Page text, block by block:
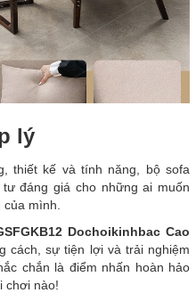
lý
thiết kế và tính năng, bộ sofa
đáng giá cho những ai muốn
mình.
Dochoikinhbac Cao
cách, sự tiện lợi và trải nghiệm
chắn là điểm nhấn hoàn hảo
chơi nào!